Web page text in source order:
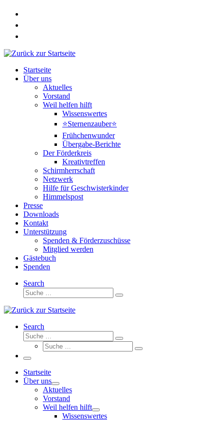
Zum
springen
Startseite
Über uns
Aktuelles
Vorstand
Weil helfen hilft
Wissenswertes
⭐Sternenzauber⭐
Frühchenwunder
Übergabe-Berichte
Der Förderkreis
Kreativtreffen
Schirmherrschaft
Netzwerk
Hilfe für Geschwisterkinder
Himmelspost
Presse
Downloads
Kontakt
Unterstützung
Spenden & Förderzuschüsse
Mitglied werden
Gästebuch
Spenden
Search
Suche
Suche
Search
Suche
Suche
Suche
Suche
Menü
Startseite
Über uns
Aktuelles
Vorstand
Weil helfen hilft
Wissenswertes